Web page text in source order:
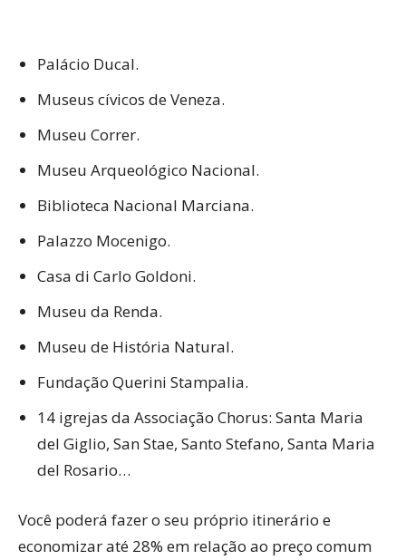
Palácio Ducal.
Museus cívicos de Veneza.
Museu Correr.
Museu Arqueológico Nacional.
Biblioteca Nacional Marciana.
Palazzo Mocenigo.
Casa di Carlo Goldoni.
Museu da Renda.
Museu de História Natural.
Fundação Querini Stampalia.
14 igrejas da Associação Chorus: Santa Maria
del Giglio, San Stae, Santo Stefano, Santa Maria
del Rosario…
Você poderá fazer o seu próprio itinerário e
economizar até 28% em relação ao preço comum